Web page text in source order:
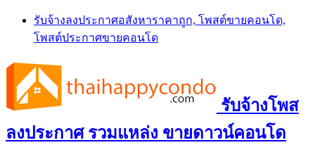
Skip
content
รับจ้างลงประกาศอสังหาราคาถูก, โพสต์ขายคอนโด,
โพสต์ประกาศขายคอนโด
รับจ้างโพส
ลงประกาศ รวมแหล่ง ขายดาวน์คอนโด